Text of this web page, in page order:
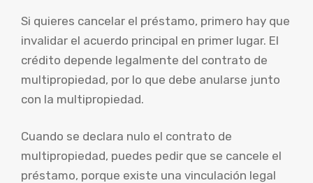
Si quieres cancelar el préstamo, primero hay que
invalidar el acuerdo principal en primer lugar. El
crédito depende legalmente del contrato de
multipropiedad, por lo que debe anularse junto
con la multipropiedad.
Cuando se declara nulo el contrato de
multipropiedad, puedes pedir que se cancele el
préstamo, porque existe una vinculación legal